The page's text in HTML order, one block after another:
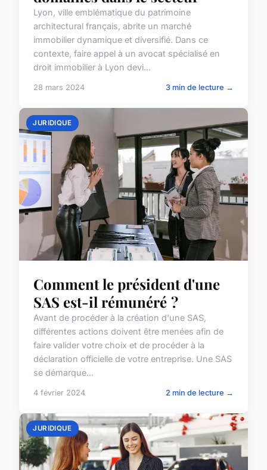
Lyon, ville emblématique du patrimoine
architectural français, abrite un marché
immobilier dynamique et diversifié. Dans ce
contexte, faire appel à un avocat spécialisé en
droit immobilier à Lyon devi...
28 mars 2024 3 min de lecture →
JURIDIQUE
Comment le président d'une
SAS est-il rémunéré ?
Avant de procéder à la création d'une SAS,
différentes actions doivent être menées afin de
faire valider votre choix et de procéder à la
déclaration officielle de votre entreprise. Une SAS
se démarque...
4 février 2024 2 min de lecture →
JURIDIQUE